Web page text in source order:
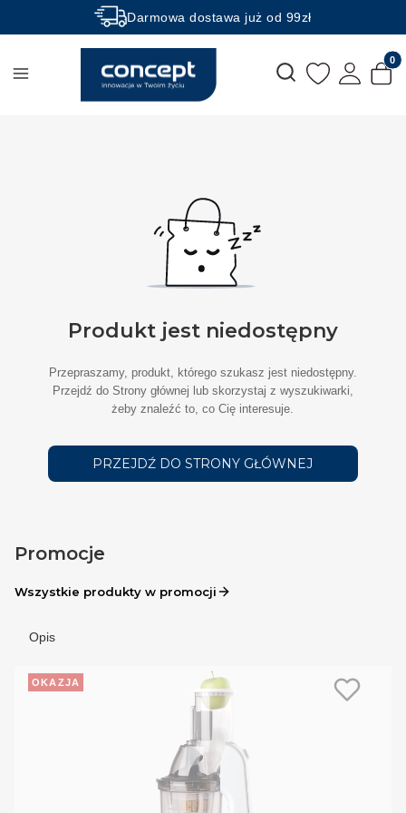
Darmowa dostawa już od 99zł
Rabaty -50% na wybrane produkty
Otwórz wyszukiwarkę
Produkt jest niedostępny
Przepraszamy, produkt, którego szukasz jest niedostępny.
Przejdź do Strony głównej lub skorzystaj z wyszukiwarki,
żeby znaleźć to, co Cię interesuje.
PRZEJDŹ DO STRONY GŁÓWNEJ
Promocje
Wszystkie produkty w promocji
Opis
OKAZJA